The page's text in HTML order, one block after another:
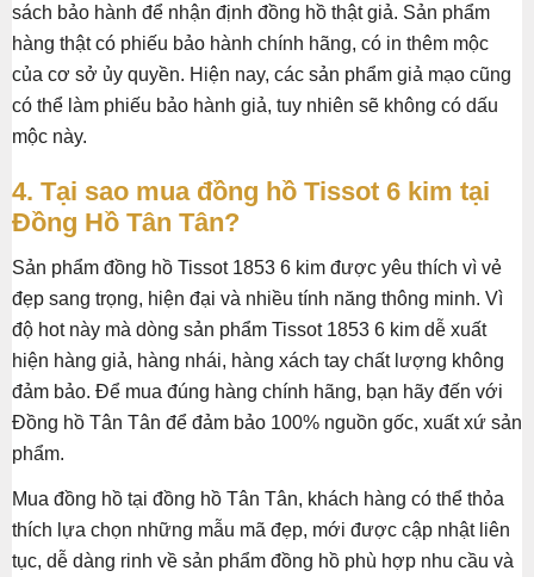
sách bảo hành để nhận định đồng hồ thật giả. Sản phẩm
hàng thật có phiếu bảo hành chính hãng, có in thêm mộc
của cơ sở ủy quyền. Hiện nay, các sản phẩm giả mạo cũng
có thể làm phiếu bảo hành giả, tuy nhiên sẽ không có dấu
mộc này.
4. Tại sao mua đồng hồ Tissot 6 kim tại
Đồng Hồ Tân Tân?
Sản phẩm đồng hồ Tissot 1853 6 kim được yêu thích vì vẻ
đẹp sang trọng, hiện đại và nhiều tính năng thông minh. Vì
độ hot này mà dòng sản phẩm Tissot 1853 6 kim dễ xuất
hiện hàng giả, hàng nhái, hàng xách tay chất lượng không
đảm bảo. Để mua đúng hàng chính hãng, bạn hãy đến với
Đồng hồ Tân Tân để đảm bảo 100% nguồn gốc, xuất xứ sản
phẩm.
Mua đồng hồ tại đồng hồ Tân Tân, khách hàng có thể thỏa
thích lựa chọn những mẫu mã đẹp, mới được cập nhật liên
tục, dễ dàng rinh về sản phẩm đồng hồ phù hợp nhu cầu và